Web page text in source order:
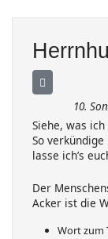
10.
Siehe, was
So
lasse ich’s
Der
Acker ist die
Wort zum